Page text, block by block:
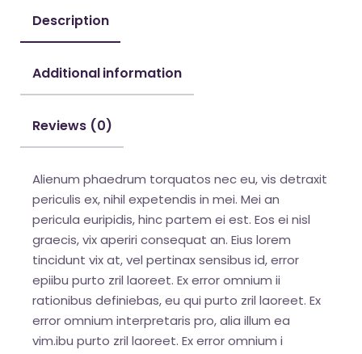
Description
Additional information
Reviews (0)
Alienum phaedrum torquatos nec eu, vis detraxit
periculis ex, nihil expetendis in mei. Mei an
pericula euripidis, hinc partem ei est. Eos ei nisl
graecis, vix aperiri consequat an. Eius lorem
tincidunt vix at, vel pertinax sensibus id, error
epiibu purto zril laoreet. Ex error omnium ii
rationibus definiebas, eu qui purto zril laoreet. Ex
error omnium interpretaris pro, alia illum ea
vim.ibu purto zril laoreet. Ex error omnium i